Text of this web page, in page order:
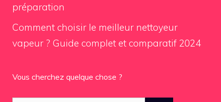
préparation
Comment choisir le meilleur nettoyeur
vapeur ? Guide complet et comparatif 2024
Vous cherchez quelque chose ?